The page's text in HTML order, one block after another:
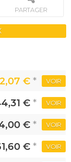
PARTAGER
€ * VOIR
€ * VOIR
€ * VOIR
€ * VOIR